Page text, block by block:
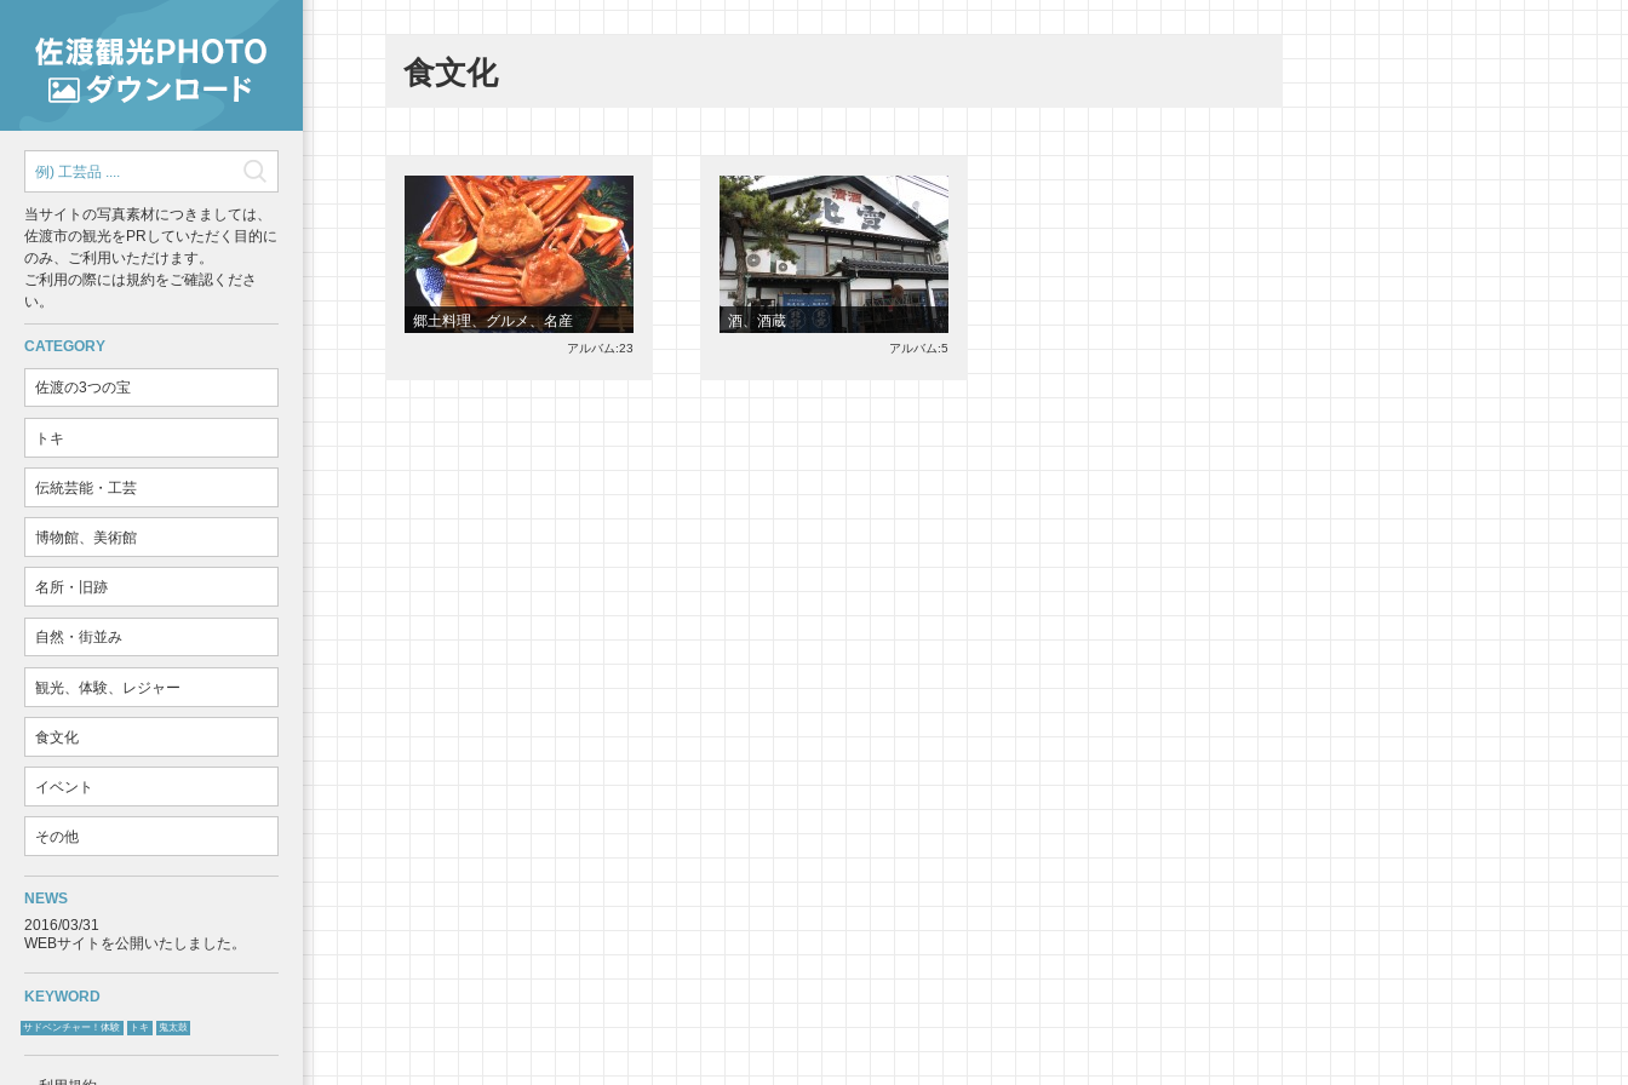
当サイトの写真素材につきましては、
佐渡市の観光をPRしていただく目的に
のみ、ご利用いただけます。
ご利用の際には規約をご確認くださ
い。
CATEGORY
佐渡の3つの宝
トキ
伝統芸能・工芸
博物館、美術館
名所・旧跡
自然・街並み
観光、体験、レジャー
食文化
イベント
その他
NEWS
2016/03/31
WEBサイトを公開いたしました。
KEYWORD
サドベンチャー！体験 トキ 鬼太鼓
食文化
郷土料理、グルメ、名産
アルバム:23
酒、酒蔵
アルバム:5